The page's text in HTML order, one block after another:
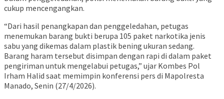
cukup mencengangkan.
“Dari hasil penangkapan dan penggeledahan, petugas
menemukan barang bukti berupa 105 paket narkotika jenis
sabu yang dikemas dalam plastik bening ukuran sedang.
Barang haram tersebut disimpan dengan rapi di dalam paket
pengiriman untuk mengelabui petugas,” ujar Kombes Pol
Irham Halid saat memimpin konferensi pers di Mapolresta
Manado, Senin (27/4/2026).